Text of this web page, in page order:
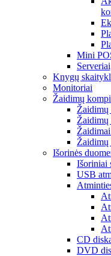
Mini
Knygų
Monitoriai
Žaidimų
Žaidimų
Žaidimų
Išorinės
Išoriniai
USB
CD
DVD